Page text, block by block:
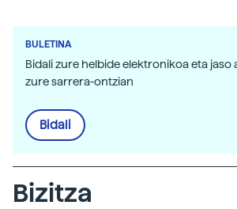
BULETINA
Bidali zure helbide elektronikoa eta
zure sarrera-ontzian
Bidali
Bizitza